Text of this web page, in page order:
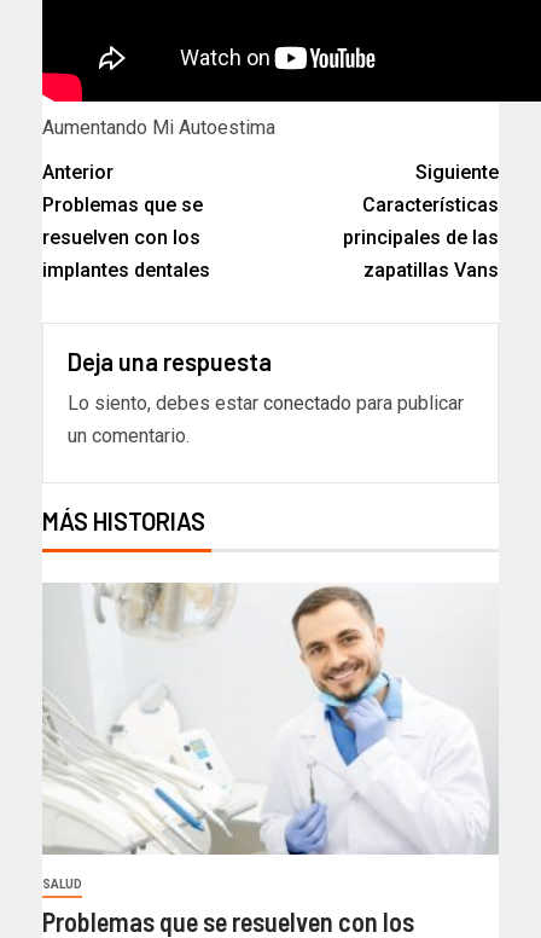
Aumentando Mi Autoestima
Anterior
Problemas que se
resuelven con los
implantes dentales
Siguiente
Características
principales de las
zapatillas Vans
Deja una respuesta
Lo siento, debes estar conectado para publicar
un comentario.
MÁS HISTORIAS
SALUD
Problemas que se resuelven con los